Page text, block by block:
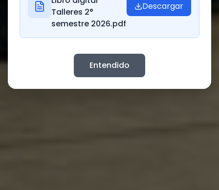
Talleres 2°
semestre 2026.pdf
Descargar
Entendido